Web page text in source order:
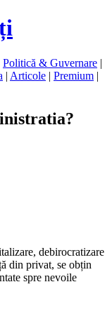
Politică & Guvernare |
| Articole | Premium |
debirocratizare
din privat, se obțin
spre nevoile